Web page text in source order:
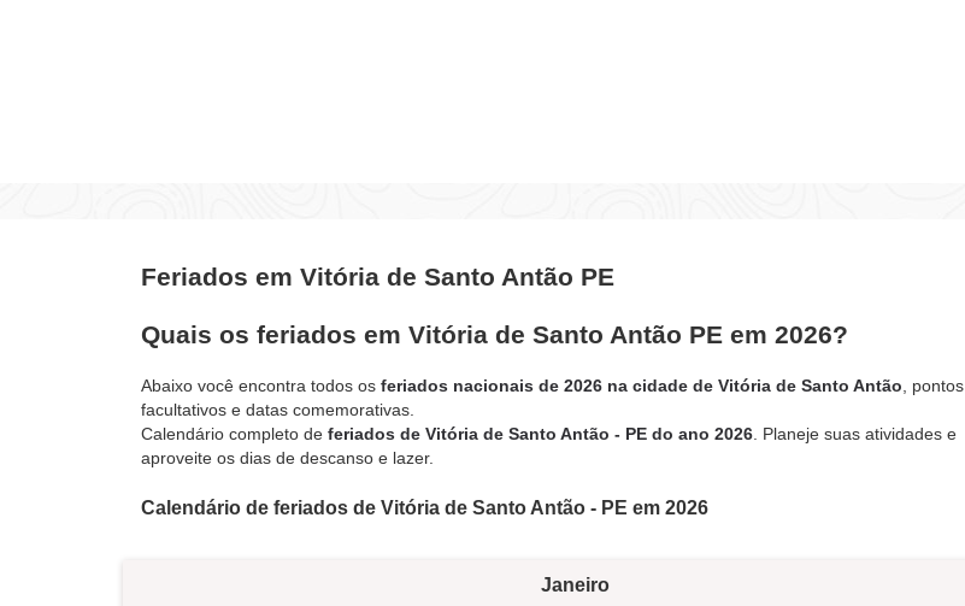
Feriados em Vitória de Santo Antão PE
Quais os feriados em Vitória de Santo Antão PE em 2026?
Abaixo você encontra todos os feriados nacionais de 2026 na cidade de Vitória de Santo Antão, pontos
facultativos e datas comemorativas.
Calendário completo de feriados de Vitória de Santo Antão - PE do ano 2026. Planeje suas atividades e
aproveite os dias de descanso e lazer.
Calendário de feriados de Vitória de Santo Antão - PE em 2026
Janeiro